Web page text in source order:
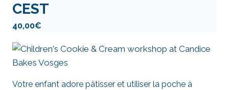
CEST
40,00€
Votre enfant adore pâtisser et utiliser la poche à